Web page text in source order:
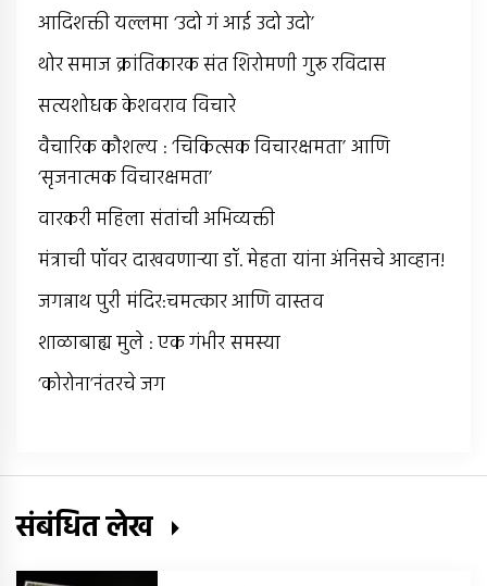
आदिशक्ती यल्लमा ‘उदो गं आई उदो उदो’
थोर समाज क्रांतिकारक संत शिरोमणी गुरू रविदास
सत्यशोधक केशवराव विचारे
वैचारिक कौशल्य : ‘चिकित्सक विचारक्षमता’ आणि
‘सृजनात्मक विचारक्षमता’
वारकरी महिला संतांची अभिव्यक्ती
मंत्राची पॉवर दाखवणार्‍या डॉ. मेहता यांना अंनिसचे आव्हान!
जगन्नाथ पुरी मंदिर:चमत्कार आणि वास्तव
शाळाबाह्य मुले : एक गंभीर समस्या
‘कोरोना’नंतरचे जग
संबंधित लेख